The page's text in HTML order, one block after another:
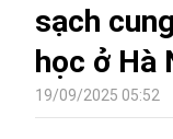
sạch
học ở Hà
19/09/2025 05:52